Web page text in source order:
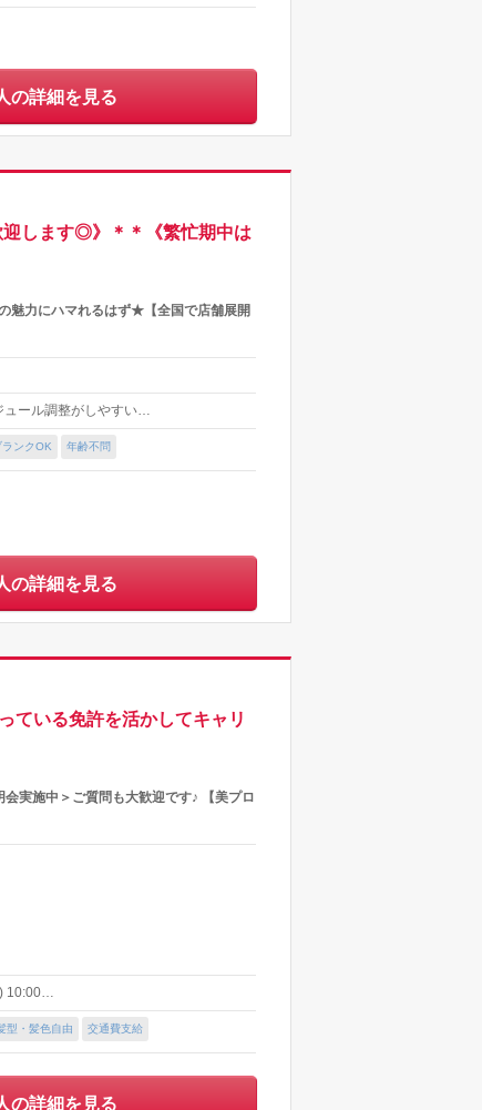
の詳細を見る
します◎》＊＊《繁忙期中は
魅力にハマれるはず★【全国で店舗展開
ール調整がしやすい…
ランクOK 年齢不問
の詳細を見る
ている免許を活かしてキャリ
実施中＞ご質問も大歓迎です♪ 【美プロ
10:00…
型・髪色自由 交通費支給
の詳細を見る